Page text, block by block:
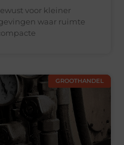
voor kleiner
waar ruimte
GROOTHANDEL